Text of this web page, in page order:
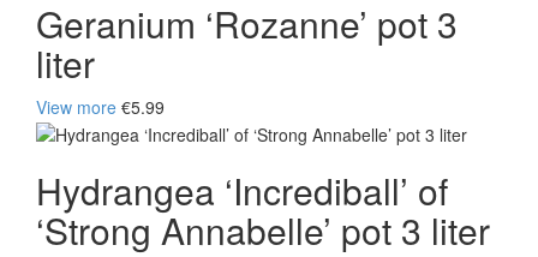
Geranium ‘Rozanne’ pot 3
liter
View more €5.99
Hydrangea ‘Incrediball’ of
‘Strong Annabelle’ pot 3 liter